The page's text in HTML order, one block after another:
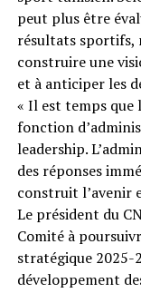
peut plus être
résultats sportifs,
construire une
et à anticiper les
« Il est temps que
fonction
leadership.
des réponses
construit l’avenir
Le président du
Comité à
stratégique 2025-
développement